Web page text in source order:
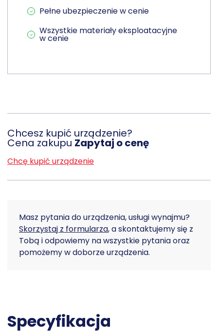
Pełne ubezpieczenie w cenie
Wszystkie materiały eksploatacyjne
w cenie
Chcesz kupić urządzenie?
Cena zakupu Zapytaj o cenę
Chcę kupić urządzenie
Masz pytania do urządzenia, usługi wynajmu?
Skorzystaj z formularza, a skontaktujemy się z
Tobą i odpowiemy na wszystkie pytania oraz
pomożemy w doborze urządzenia.
Specyfikacja